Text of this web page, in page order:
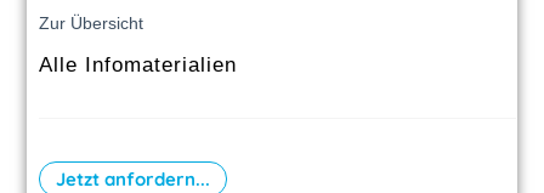
Zur Übersicht
Alle Infomaterialien
Jetzt anfordern...